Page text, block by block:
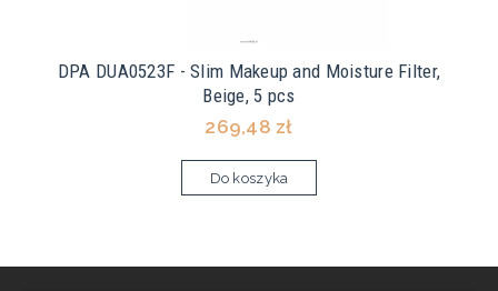
DPA DUA0523F - Slim Makeup and Moisture Filter,
Beige, 5 pcs
269,48 zł
Do koszyka